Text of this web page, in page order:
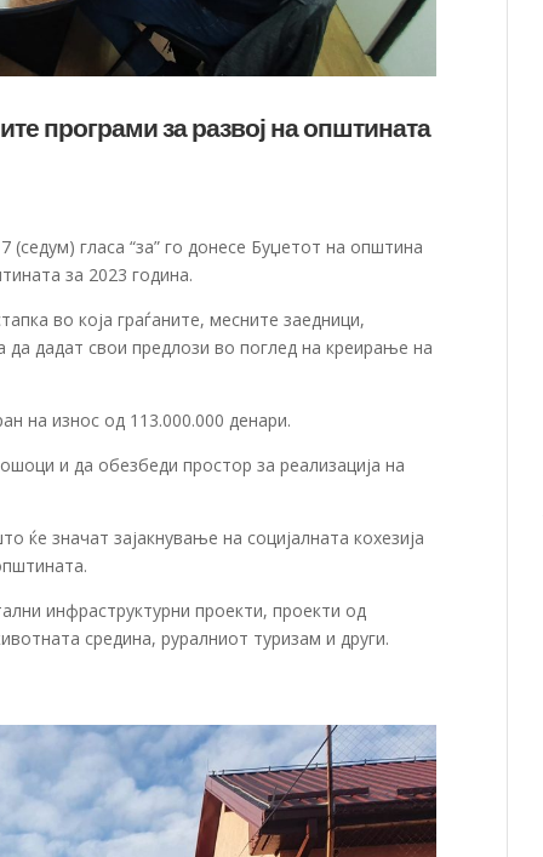
програми за развој на општината
гласа “за” го донесе Буџетот на општина
за 2023 година.
во која граѓаните, месните заедници,
да дадат свои предлози во поглед на креирање на
на износ од 113.000.000 денари.
и да обезбеди простор за реализација на
ќе значат зајакнување на социјалната кохезија
инфраструктурни проекти, проекти од
средина, руралниот туризам и други.